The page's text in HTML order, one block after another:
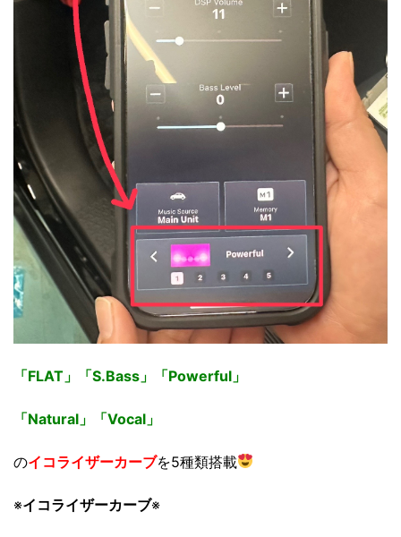
「FLAT」「S.Bass」「Powerful」
「Natural」「Vocal」
のイコライザーカーブを5種類搭載
※イコライザーカーブ※